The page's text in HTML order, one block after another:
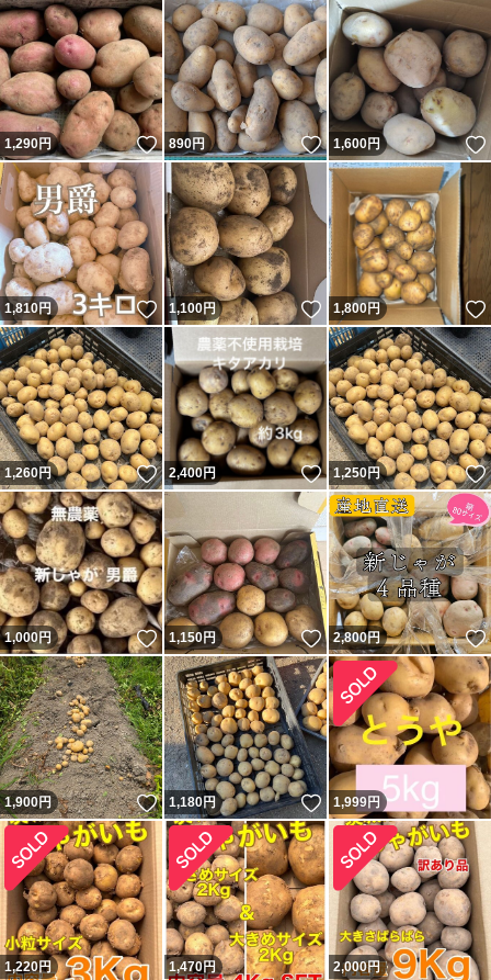
1,290円 いいね！
890円 いいね！
1,600円
1,810円 いいね！
1,100円 いいね！
1,800円
1,260円 いいね！
2,400円 いいね！
1,250円
1,000 円 いいね！
1,150円 いいね！
2,800円
1,900円 いいね！
1,180円 いいね！
1,999円
1,220円 1,470円 2,000円